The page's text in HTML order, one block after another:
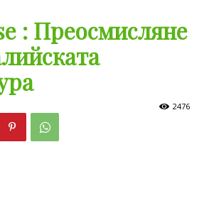
: Преосмисляне
2476